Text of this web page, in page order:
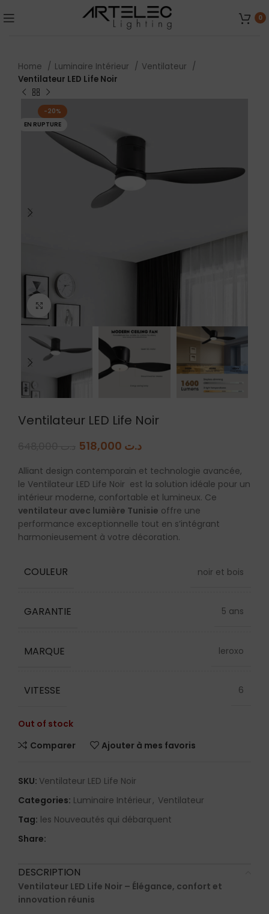
0
Home Luminaire Intérieur
Ventilateur
Ventilateur LED Life Noir
-20%
EN RUPTURE
Agrandir
Ventilateur LED Life Noir
د.ت
Alliant design contemporain et technologie avancée,
le Ventilateur LED Life Noir est la solution idéale pour un
intérieur moderne, confortable et lumineux. Ce
ventilateur avec lumière Tunisie offre une
performance exceptionnelle tout en s’intégrant
harmonieusement à votre décoration.
COULEUR noir et bois
GARANTIE 5 ans
MARQUE leroxo
VITESSE 6
Out of stock
Comparer
Ajouter à mes favoris
SKU: Ventilateur LED Life Noir
Categories: Luminaire Intérieur, Ventilateur
Tag: les Nouveautés qui débarquent
Share:
DESCRIPTION
Ventilateur LED Life Noir – Élégance, confort et
innovation réunis